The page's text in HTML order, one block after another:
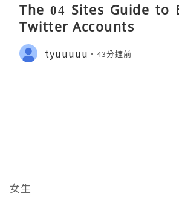
The 04 Sites Guide to
Twitter Accounts
tyuuuuu 43分鐘前
女生